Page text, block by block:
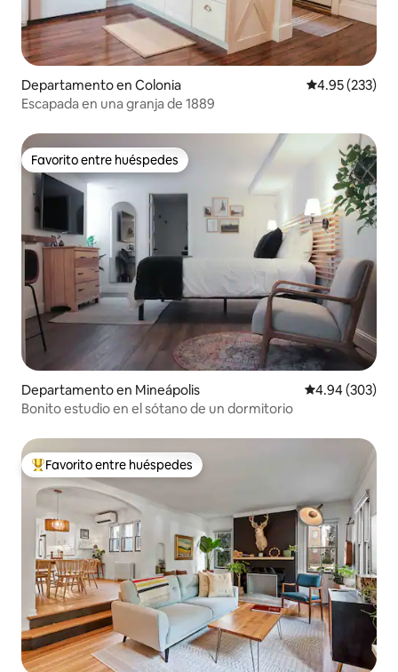
Departamento en Colonia Calificación
4.95 (233)
Escapada en una granja de 1889
Favorito entre huéspedes
Favorito entre huéspedes
Departamento en Mineápolis Calificación
4.94 (303)
Bonito estudio en el sótano de un dormitorio
De los mejores en Favorito entre huéspedes
Favorito entre huéspedes